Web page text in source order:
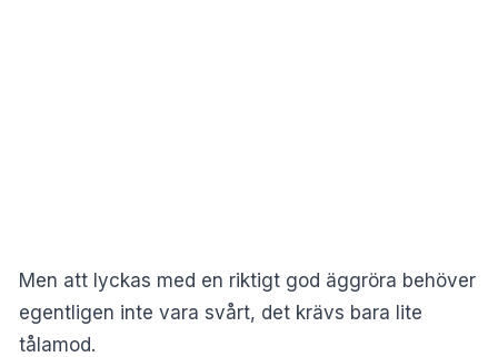
Men att lyckas med en riktigt god äggröra behöver
egentligen inte vara svårt, det krävs bara lite
tålamod.